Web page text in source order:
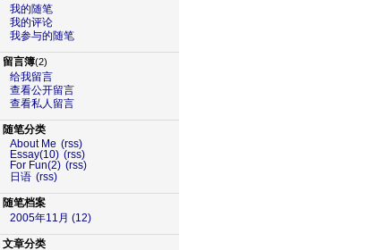
我的随笔
我的评论
我参与的随笔
留言簿(2)
给我留言
查看公开留言
查看私人留言
随笔分类
About Me (rss)
Essay(10) (rss)
For Fun(2) (rss)
日语 (rss)
随笔档案
2005年11月 (12)
文章分类